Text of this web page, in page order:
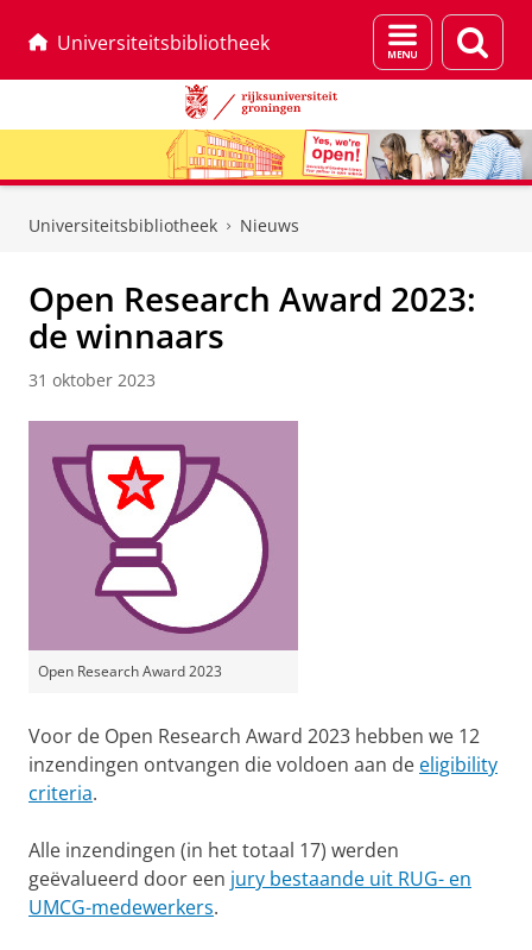
Universiteitsbibliotheek
Menu
en
Universiteitsbibliotheek Nieuws
Open Research Award 2023:
de winnaars
31 oktober 2023
Open Research Award 2023
Voor de Open Research Award 2023 hebben we 12
inzendingen ontvangen die voldoen aan de eligibility
criteria.
Alle inzendingen (in het totaal 17) werden
geëvalueerd door een jury bestaande uit RUG- en
UMCG-medewerkers.